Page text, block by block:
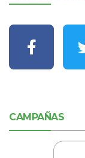
CAMPAÑAS